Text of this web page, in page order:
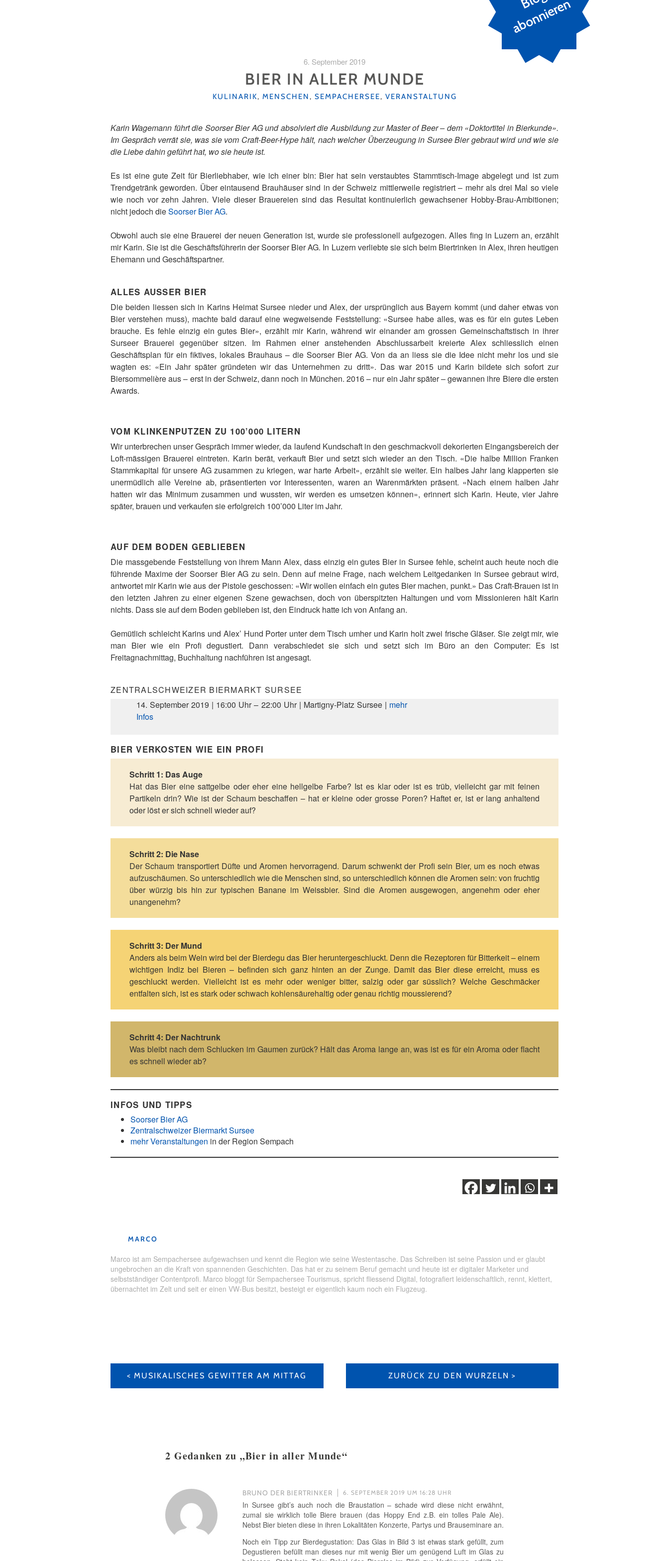
n
6. September 2019
BIER IN ALLER MUNDE
KATEGORIEN
KULINARIK, MENSCHEN, SEMPACHERSEE, VERANSTALTUNG
Karin Wagemann führt die Soorser Bier AG und absolviert die Ausbildung zur Master of Beer – dem «Doktortitel in Bierkunde».
Im Gespräch verrät sie, was sie vom Craft-Beer-Hype hält, nach welcher Überzeugung in Sursee Bier gebraut wird und wie sie
die Liebe dahin geführt hat, wo sie heute ist.
Es ist eine gute Zeit für Bierliebhaber, wie ich einer bin: Bier hat sein verstaubtes Stammtisch-Image abgelegt und ist zum
Trendgetränk geworden. Über eintausend Brauhäuser sind in der Schweiz mittlerweile registriert – mehr als drei Mal so viele
wie noch vor zehn Jahren. Viele dieser Brauereien sind das Resultat kontinuierlich gewachsener Hobby-Brau-Ambitionen;
nicht jedoch dieSoorser Bier AG.
Obwohl auch sie eine Brauerei der neuen Generation ist, wurde sie professionell aufgezogen. Alles fing in Luzern an, erzählt
mir Karin. Sie ist die Geschäftsführerin der Soorser Bier AG. In Luzern verliebte sie sich beim Biertrinken in Alex, ihren heutigen
Ehemann und Geschäftspartner.
ALLES AUSSER BIER
Die beiden liessen sich in Karins Heimat Sursee nieder und Alex, der ursprünglich aus Bayern kommt (und daher etwas von
Bier verstehen muss), machte bald darauf eine wegweisende Feststellung: «Sursee habe alles, was es für ein gutes Leben
brauche. Es fehle einzig ein gutes Bier», erzählt mir Karin, während wir einander am grossen Gemeinschaftstisch in ihrer
Surseer Brauerei gegenüber sitzen. Im Rahmen einer anstehenden Abschlussarbeit kreierte Alex schliesslich einen
Geschäftsplan für ein fiktives, lokales Brauhaus – die Soorser Bier AG. Von da an liess sie die Idee nicht mehr los und sie
wagten es: «Ein Jahr später gründeten wir das Unternehmen zu dritt». Das war 2015 und Karin bildete sich sofort zur
Biersommelière aus – erst in der Schweiz, dann noch in München. 2016 – nur ein Jahr später – gewannen ihre Biere die ersten
Awards.
VOM KLINKENPUTZEN ZU 100’000 LITERN
Wir unterbrechen unser Gespräch immer wieder, da laufend Kundschaft in den geschmackvoll dekorierten Eingangsbereich der
Loft-mässigen Brauerei eintreten. Karin berät, verkauft Bier und setzt sich wieder an den Tisch. «Die halbe Million Franken
Stammkapital für unsere AG zusammen zu kriegen, war harte Arbeit», erzählt sie weiter. Ein halbes Jahr lang klapperten sie
unermüdlich alle Vereine ab, präsentierten vor Interessenten, waren an Warenmärkten präsent. «Nach einem halben Jahr
hatten wir das Minimum zusammen und wussten, wir werden es umsetzen können», erinnert sich Karin. Heute, vier Jahre
später, brauen und verkaufen sie erfolgreich 100’000 Liter im Jahr.
AUF DEM BODEN GEBLIEBEN
Die massgebende Feststellung von ihrem Mann Alex, dass einzig ein gutes Bier in Sursee fehle, scheint auch heute noch die
führende Maxime der Soorser Bier AG zu sein. Denn auf meine Frage, nach welchem Leitgedanken in Sursee gebraut wird,
antwortet mir Karin wie aus der Pistole geschossen: «Wir wollen einfach ein gutes Bier machen, punkt.» Das Craft-Brauen ist in
den letzten Jahren zu einer eigenen Szene gewachsen, doch von überspitzten Haltungen und vom Missionieren hält Karin
nichts. Dass sie auf dem Boden geblieben ist, den Eindruck hatte ich von Anfang an.
Gemütlich schleicht Karins und Alex’ Hund Porter unter dem Tisch umher und Karin holt zwei frische Gläser. Sie zeigt mir, wie
man Bier wie ein Profi degustiert. Dann verabschiedet sie sich und setzt sich im Büro an den Computer: Es ist
Freitagnachmittag, Buchhaltung nachführen ist angesagt.
ZENTRALSCHWEIZER BIERMARKT SURSEE
14. September 2019 | 16:00 Uhr – 22:00 Uhr | Martigny-Platz Sursee | mehr
Infos
BIER VERKOSTEN WIE EIN PROFI
Schritt 1: Das Auge
Hat das Bier eine sattgelbe oder eher eine hellgelbe Farbe? Ist es klar oder ist es trüb, vielleicht gar mit feinen
Partikeln drin? Wie ist der Schaum beschaffen – hat er kleine oder grosse Poren? Haftet er, ist er lang anhaltend
oder löst er sich schnell wieder auf?
Schritt 2: Die Nase
Der Schaum transportiert Düfte und Aromen hervorragend. Darum schwenkt der Profi sein Bier, um es noch etwas
aufzuschäumen. So unterschiedlich wie die Menschen sind, so unterschiedlich können die Aromen sein: von fruchtig
über würzig bis hin zur typischen Banane im Weissbier. Sind die Aromen ausgewogen, angenehm oder eher
unangenehm?
Schritt 3: Der Mund
Anders als beim Wein wird bei der Bierdegu das Bier heruntergeschluckt. Denn die Rezeptoren für Bitterkeit – einem
wichtigen Indiz bei Bieren – befinden sich ganz hinten an der Zunge. Damit das Bier diese erreicht, muss es
geschluckt werden. Vielleicht ist es mehr oder weniger bitter, salzig oder gar süsslich? Welche Geschmäcker
entfalten sich, ist es stark oder schwach kohlensäurehaltig oder genau richtig moussierend?
Schritt 4: Der Nachtrunk
Was bleibt nach dem Schlucken im Gaumen zurück? Hält das Aroma lange an, was ist es für ein Aroma oder flacht
es schnell wieder ab?
INFOS UND TIPPS
Soorser Bier AG
Zentralschweizer Biermarkt Sursee
mehr Veranstaltungen in der Region Sempach
MARCO
Marco ist am Sempachersee aufgewachsen und kennt die Region wie seine Westentasche. Das Schreiben ist seine Passion und er glaubt
ungebrochen an die Kraft von spannenden Geschichten. Das hat er zu seinem Beruf gemacht und heute ist er digitaler Marketer und
selbstständiger Contentprofi. Marco bloggt für Sempachersee Tourismus, spricht fliessend Digital, fotografiert leidenschaftlich, rennt, klettert,
übernachtet im Zelt und seit er einen VW-Bus besitzt, besteigt er eigentlich kaum noch ein Flugzeug.
BEITRAGS-
NAVIGATION
MUSIKALISCHES GEWITTER AM MITTAG ZURÜCK ZU DEN WURZELN
2 Gedanken zu „Bier in aller Munde“
BRUNO DER BIERTRINKER 6. SEPTEMBER 2019 UM 16:28 UHR
In Sursee gibt’s auch noch die Braustation – schade wird diese nicht erwähnt,
zumal sie wirklich tolle Biere brauen (das Hoppy End z.B. ein tolles Pale Ale).
Nebst Bier bieten diese in ihren Lokalitäten Konzerte, Partys und Brauseminare an.
Noch ein Tipp zur Bierdegustation: Das Glas in Bild 3 ist etwas stark gefüllt, zum
Degustieren befüllt man dieses nur mit wenig Bier um genügend Luft im Glas zu